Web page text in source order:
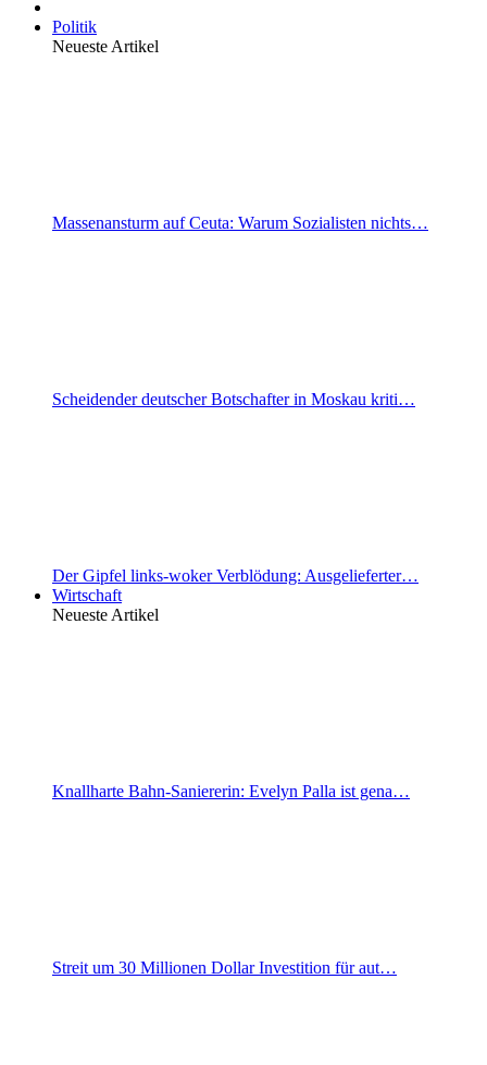
Politik
Neueste Artikel
Massenansturm auf Ceuta: Warum Sozialisten nichts…
Scheidender deutscher Botschafter in Moskau kriti…
Der Gipfel links-woker Verblödung: Ausgelieferter…
Wirtschaft
Neueste Artikel
Knallharte Bahn-Saniererin: Evelyn Palla ist gena…
Streit um 30 Millionen Dollar Investition für aut…